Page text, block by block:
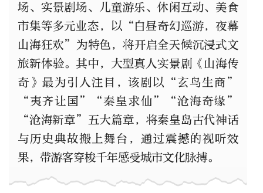
场、实景剧场、儿童游乐、休闲互动、美食
市集等多元业态，以“白昼奇幻巡游，夜幕
山海狂欢”为特色，将开启全天候沉浸式文
旅新体验。其中，大型真人实景剧《山海传
奇》最为引人注目，该剧以“玄鸟生商”
“夷齐让国”“秦皇求仙”“沧海奇缘”
“沧海新章”五大篇章，将秦皇岛古代神话
与历史典故搬上舞台，通过震撼的视听效
果，带游客穿梭千年感受城市文化脉搏。